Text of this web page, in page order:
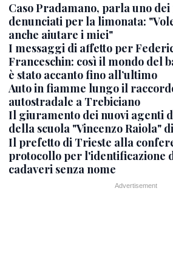
Caso Pradamano, parla uno
denunciati per la limonata:
anche aiutare i miei"
I messaggi di affetto per
Franceschin: così il mondo del
è stato accanto fino all’ultimo
Auto in fiamme lungo il
autostradale a Trebiciano
Il giuramento dei nuovi agenti
della scuola "Vincenzo Raiola"
Il prefetto di Trieste alla
protocollo per l'identificazione
cadaveri senza nome